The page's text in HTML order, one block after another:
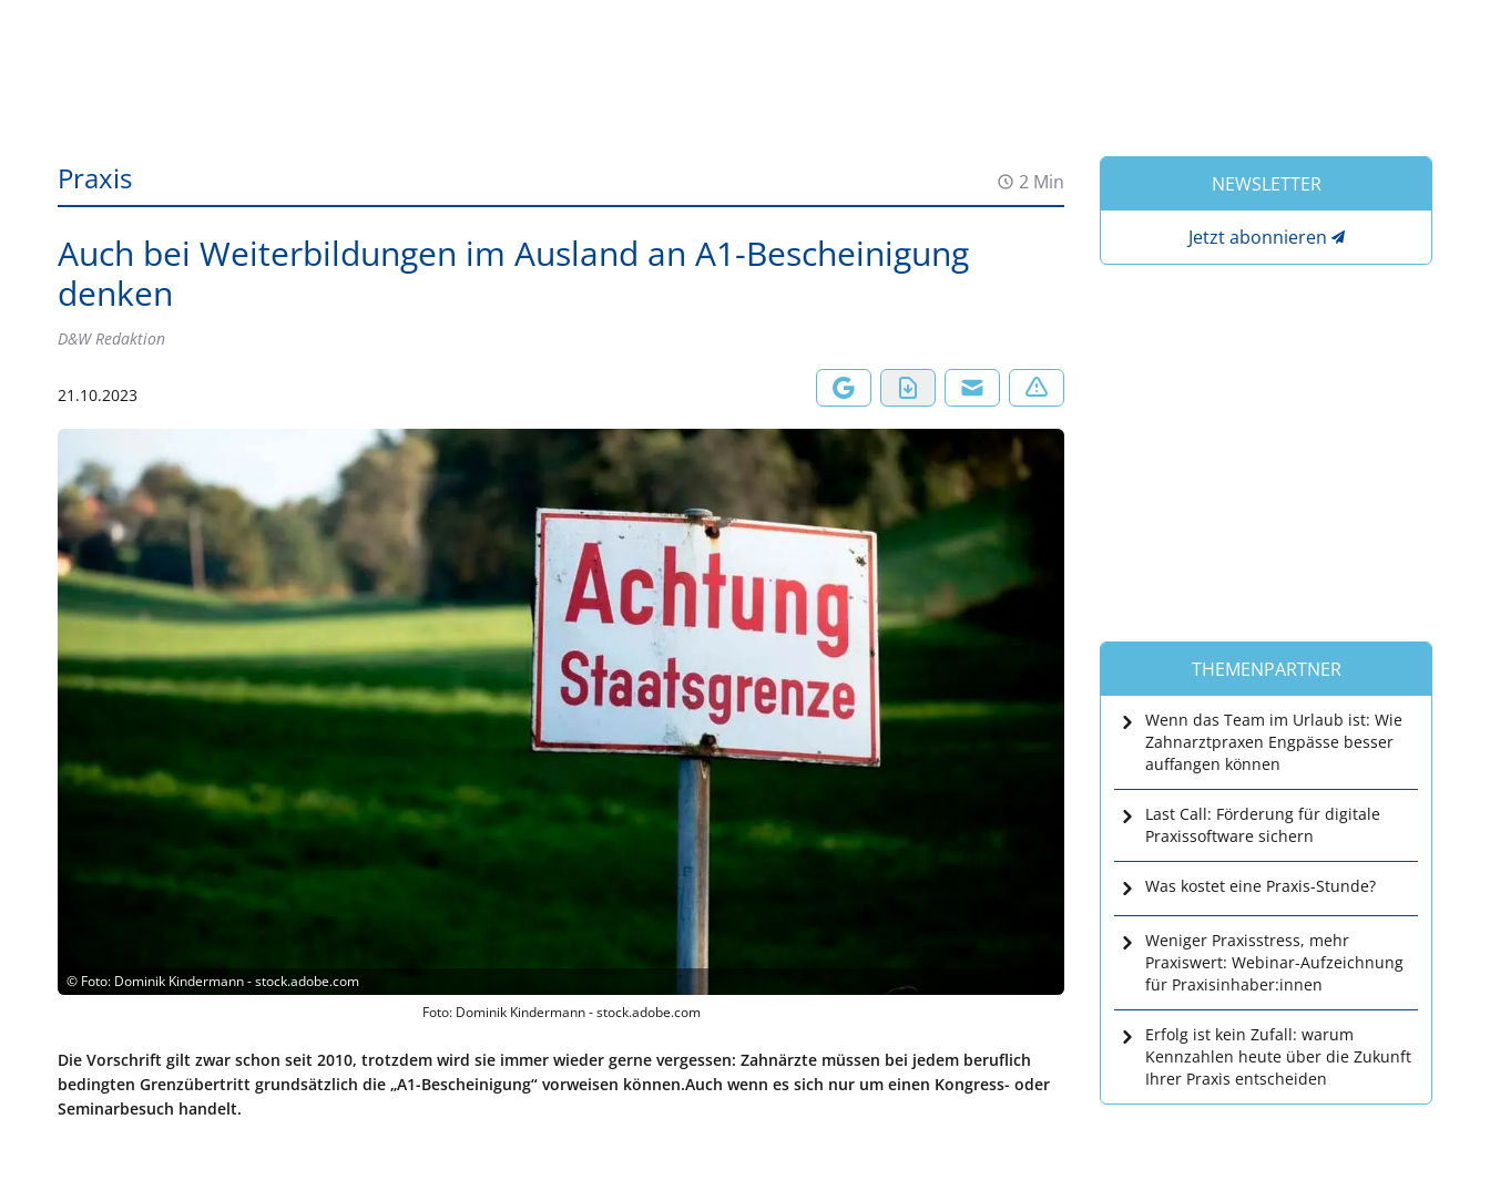
Praxis 2 Min
Auch bei Weiterbildungen im Ausland an A1-Bescheinigung
denken
D&W Redaktion
21.10.2023
© Foto: Dominik Kindermann - stock.adobe.com
Foto: Dominik Kindermann - stock.adobe.com
Die Vorschrift gilt zwar schon seit 2010, trotzdem wird sie immer wieder gerne vergessen: Zahnärzte müssen bei jedem beruflich
bedingten Grenzübertritt grundsätzlich die „A1-Bescheinigung“ vorweisen können.Auch wenn es sich nur um einen Kongress- oder
Seminarbesuch handelt.
NEWSLETTER
Jetzt abonnieren
THEMENPARTNER
Wenn das Team im Urlaub ist: Wie
Zahnarztpraxen Engpässe besser
auffangen können
Last Call: Förderung für digitale
Praxissoftware sichern
Was kostet eine Praxis-Stunde?
Weniger Praxisstress, mehr
Praxiswert: Webinar-Aufzeichnung
für Praxisinhaber:innen
Erfolg ist kein Zufall: warum
Kennzahlen heute über die Zukunft
Ihrer Praxis entscheiden